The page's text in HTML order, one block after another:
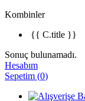
Kombinler
{{ C.title }}
Sonuç bulunamadı.
Hesabım
Sepetim (0)